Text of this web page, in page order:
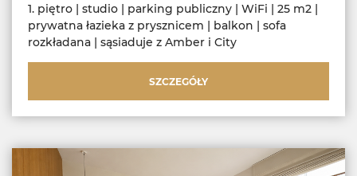
1. piętro | studio | parking publiczny | WiFi | 25 m2 |
prywatna łazieka z prysznicem | balkon | sofa
rozkładana | sąsiaduje z Amber i City
SZCZEGÓŁY